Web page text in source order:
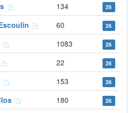
134 26
60 26
1083 26
22 26
153 26
180 26